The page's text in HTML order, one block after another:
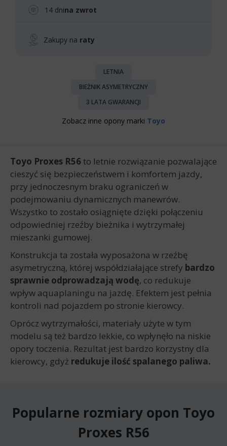
14 dnina zwrot
Zakupy na raty
LETNIA
BIEŻNIK ASYMETRYCZNY
3 LATA GWARANCJI
Zobacz inne opony marki Toyo
Toyo Proxes R56 to letnie rozwiązanie pozwalające
cieszyć się bezpieczeństwem i komfortem jazdy,
przy jednoczesnym braku ograniczeń w
podejmowaniu dynamicznych manewrów.
Wszystko to zostało osiągnięte dzięki połączeniu
odpowiedniej rzeźby bieżnika i wytrzymałej
mieszanki gumowej.
Konstrukcja ta została wyposażona w rzeźbę
asymetryczną, której współdziałające strefy bardzo
sprawnie odprowadzają wodę, co redukuje
wpływ aquaplaningu na jazdę. Efektem jest pełnia
kontroli nad pojazdem po stronie kierowcy.
Oprócz wytrzymałości, materiały użyte w tym
modelu są też bardzo lekkie, co wpłynęło na niskie
opory toczenia. Rezultat jest bardzo korzystny dla
kierowcy, gdyż redukuje ilość spalanego paliwa.
Popularne rozmiary opon Toyo
Proxes R56